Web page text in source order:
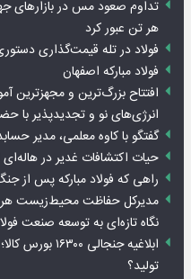
هر تن عبور کرد
فولاد در تله قیمت‌گذاری
فولاد مبارکه اصفهان
افتتاح بزرگ‌ترین و مجهزترین
انرژی‌های نو و تجدیدپذیر با
گفتگو با کاوه معلمی، مدیر
حیات اکتشافات غدیر در هاله‌ای
راهی که فولاد مبارکه پس از
مدیرکل حفاظت محیط‌زیست
نگاه تازه‌ای به توسعه صنعت
ابلاغیه
تولید؟